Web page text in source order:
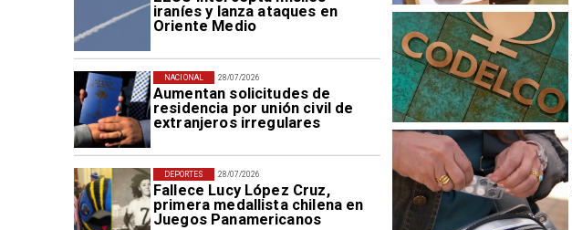
iraníes y lanza ataques en
Oriente Medio
28/07/2026
Aumentan solicitudes de
residencia por unión civil de
extranjeros irregulares
NACIONAL
28/07/2026
Fallece Lucy López Cruz,
primera medallista chilena en
Juegos Panamericanos
DEPORTES